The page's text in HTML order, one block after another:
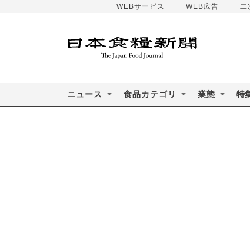
WEBサービス WEB広告 二
ニュース 食品カテゴリ 業態 特